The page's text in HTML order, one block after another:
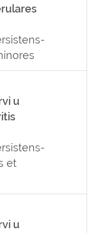
u
et
u